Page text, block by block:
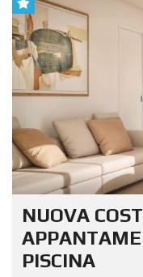
NUOVA
PISCINA